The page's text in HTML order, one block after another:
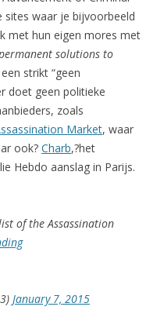
sites waar je bijvoorbeeld
met hun eigen mores met
solutions to
strikt “geen
doet geen politieke
zoals
Market, waar
ook? Charb,?het
Hebdo aanslag in Parijs.
of the Assassination
January 7, 2015